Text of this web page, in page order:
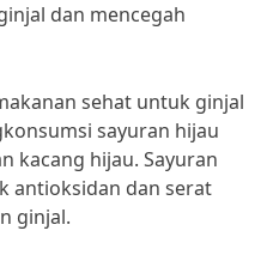
dan mencegah
sehat untuk ginjal
sayuran hijau
kacang hijau. Sayuran
antioksidan dan serat
ginjal.